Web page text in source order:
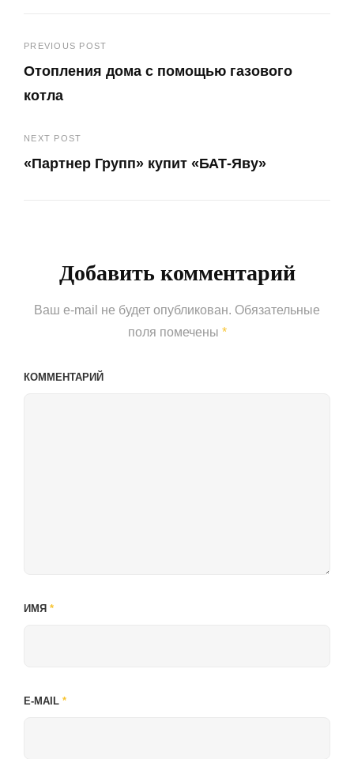
Навигация
по
PREVIOUS POST
Отопления дома с помощью газового
котла
Post
NEXT POST
«Партнер Групп» купит «БАТ-Яву»
Добавить комментарий
Ваш e-mail не будет опубликован. Обязательные
поля помечены *
КОММЕНТАРИЙ
ИМЯ *
E-MAIL *